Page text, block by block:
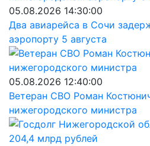
05.08.2026 14:30:00
Два авиарейса в Сочи
аэропорту 5 августа
05.08.2026 12:40:00
Ветеран СВО Роман
нижегородского министра